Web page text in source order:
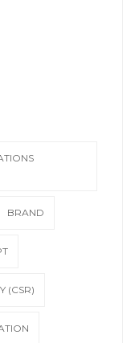
BRAND
(CSR)